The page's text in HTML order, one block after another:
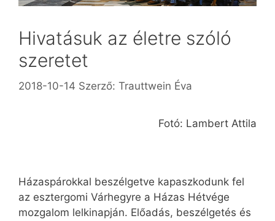
Hivatásuk az életre szóló
szeretet
2018-10-14 Szerző: Trauttwein Éva
Fotó: Lambert Attila
Házaspárokkal beszélgetve kapaszkodunk fel
az esztergomi Várhegyre a Házas Hétvége
mozgalom lelkinapján. Előadás, beszélgetés és